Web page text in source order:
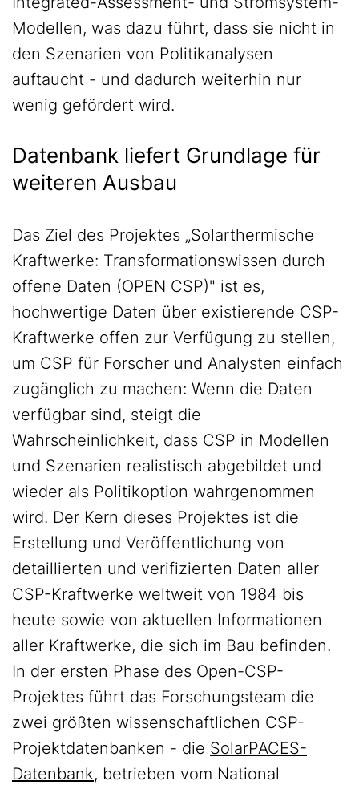
Modellen, was dazu führt, dass sie nicht in
den Szenarien von Politikanalysen
auftaucht - und dadurch weiterhin nur
wenig gefördert wird.
Datenbank liefert Grundlage für
weiteren Ausbau
Das Ziel des Projektes „Solarthermische
Kraftwerke: Transformationswissen durch
offene Daten (OPEN CSP)" ist es,
hochwertige Daten über existierende CSP-
Kraftwerke offen zur Verfügung zu stellen,
um CSP für Forscher und Analysten einfach
zugänglich zu machen: Wenn die Daten
verfügbar sind, steigt die
Wahrscheinlichkeit, dass CSP in Modellen
und Szenarien realistisch abgebildet und
wieder als Politikoption wahrgenommen
wird. Der Kern dieses Projektes ist die
Erstellung und Veröffentlichung von
detaillierten und verifizierten Daten aller
CSP-Kraftwerke weltweit von 1984 bis
heute sowie von aktuellen Informationen
aller Kraftwerke, die sich im Bau befinden.
In der ersten Phase des Open-CSP-
Projektes führt das Forschungsteam die
zwei größten wissenschaftlichen CSP-
Projektdatenbanken - die SolarPACES-
Datenbank, betrieben vom National